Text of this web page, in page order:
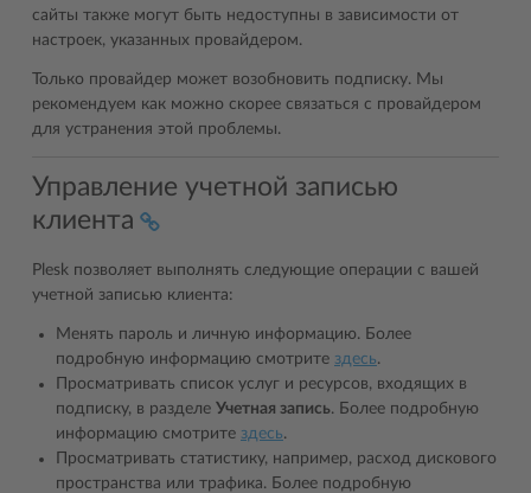
сайты также могут быть недоступны в зависимости от
настроек, указанных провайдером.
Только провайдер может возобновить подписку. Мы
рекомендуем как можно скорее связаться с провайдером
для устранения этой проблемы.
Управление учетной записью
клиента
Plesk позволяет выполнять следующие операции с вашей
учетной записью клиента:
Менять пароль и личную информацию. Более
подробную информацию смотрите здесь.
Просматривать список услуг и ресурсов, входящих в
подписку, в разделе Учетная запись. Более подробную
информацию смотрите здесь.
Просматривать статистику, например, расход дискового
пространства или трафика. Более подробную